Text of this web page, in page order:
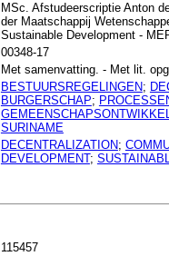
MSc. Afstudeerscriptie Anton
der Maatschappij
Sustainable Development -
00348-17
Met samenvatting. - Met lit.
BESTUURSREGELINGEN;
BURGERSCHAP;
SURINAME
DECENTRALIZATION;
DEVELOPMENT;
115457